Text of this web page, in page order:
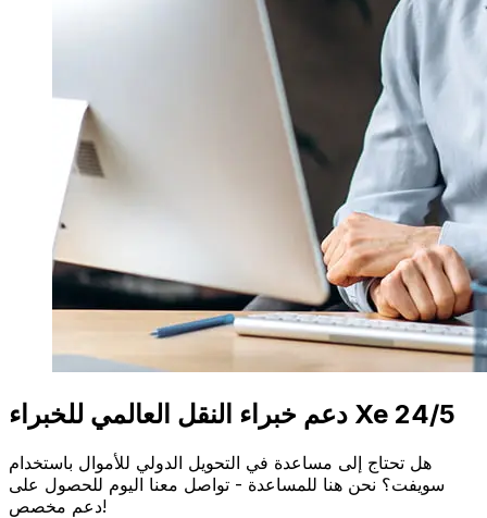
دعم خبراء النقل العالمي للخبراء Xe 24/5
هل تحتاج إلى مساعدة في التحويل الدولي للأموال باستخدام
سويفت؟ نحن هنا للمساعدة - تواصل معنا اليوم للحصول على
دعم مخصص!